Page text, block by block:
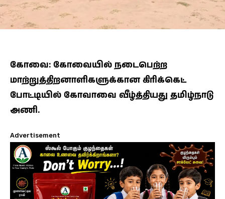
கோவை: கோவையில் நடைபெற்ற
மாற்றுத்திறனாளிகளுக்கான கிரிக்கெட்
போட்டியில் கோவாவை வீழ்த்தியது தமிழ்நாடு
அணி.
Advertisement